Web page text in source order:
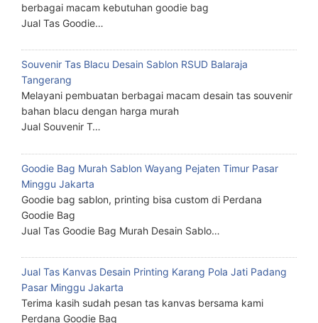
berbagai macam kebutuhan goodie bag
Jual Tas Goodie…
Souvenir Tas Blacu Desain Sablon RSUD Balaraja
Tangerang
Melayani pembuatan berbagai macam desain tas souvenir
bahan blacu dengan harga murah
Jual Souvenir T…
Goodie Bag Murah Sablon Wayang Pejaten Timur Pasar
Minggu Jakarta
Goodie bag sablon, printing bisa custom di Perdana
Goodie Bag
Jual Tas Goodie Bag Murah Desain Sablo…
Jual Tas Kanvas Desain Printing Karang Pola Jati Padang
Pasar Minggu Jakarta
Terima kasih sudah pesan tas kanvas bersama kami
Perdana Goodie Bag